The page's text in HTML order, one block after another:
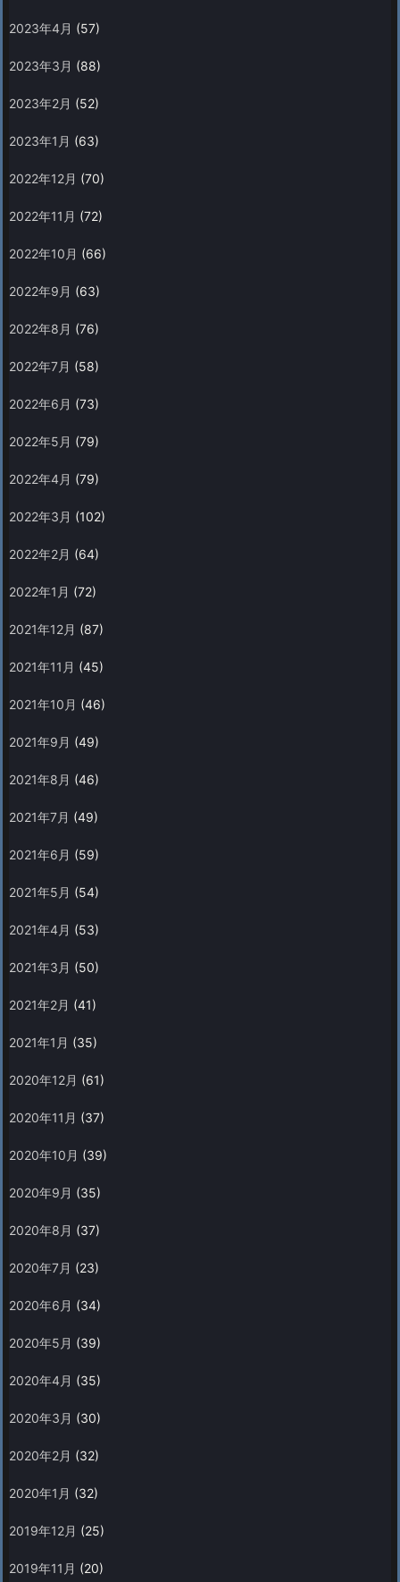
2023年4月 (57)
2023年3月 (88)
2023年2月 (52)
2023年1月 (63)
2022年12月 (70)
2022年11月 (72)
2022年10月 (66)
2022年9月 (63)
2022年8月 (76)
2022年7月 (58)
2022年6月 (73)
2022年5月 (79)
2022年4月 (79)
2022年3月 (102)
2022年2月 (64)
2022年1月 (72)
2021年12月 (87)
2021年11月 (45)
2021年10月 (46)
2021年9月 (49)
2021年8月 (46)
2021年7月 (49)
2021年6月 (59)
2021年5月 (54)
2021年4月 (53)
2021年3月 (50)
2021年2月 (41)
2021年1月 (35)
2020年12月 (61)
2020年11月 (37)
2020年10月 (39)
2020年9月 (35)
2020年8月 (37)
2020年7月 (23)
2020年6月 (34)
2020年5月 (39)
2020年4月 (35)
2020年3月 (30)
2020年2月 (32)
2020年1月 (32)
2019年12月 (25)
2019年11月 (20)